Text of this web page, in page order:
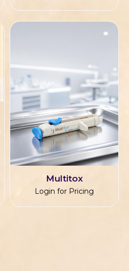
Multitox
Login for Pricing